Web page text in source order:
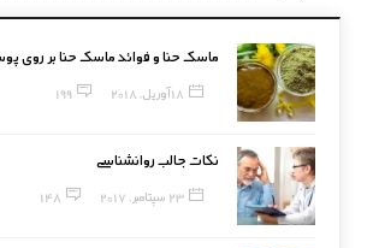
ماسک حنا و فوائد ماسک حنا بر روی
18 آوریل, 2018 199
نکات جالب روانشناسی
23 سپتامبر, 2017 148